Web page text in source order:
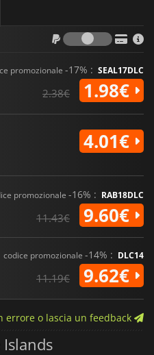
promozionale -17% : SEAL17DLC
2.38€ 1.98€
4.01€
promozionale -16% : RAB18DLC
11.43€ 9.60€
codice promozionale -14% : DLC14
11.19€ 9.62€
errore o lascia un feedback